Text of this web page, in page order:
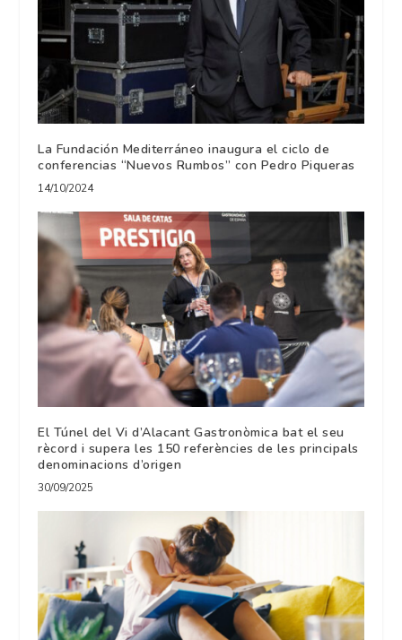
La Fundación Mediterráneo inaugura el ciclo de
conferencias “Nuevos Rumbos” con Pedro Piqueras
14/10/2024
El Túnel del Vi d’Alacant Gastronòmica bat el seu
rècord i supera les 150 referències de les principals
denominacions d’origen
30/09/2025